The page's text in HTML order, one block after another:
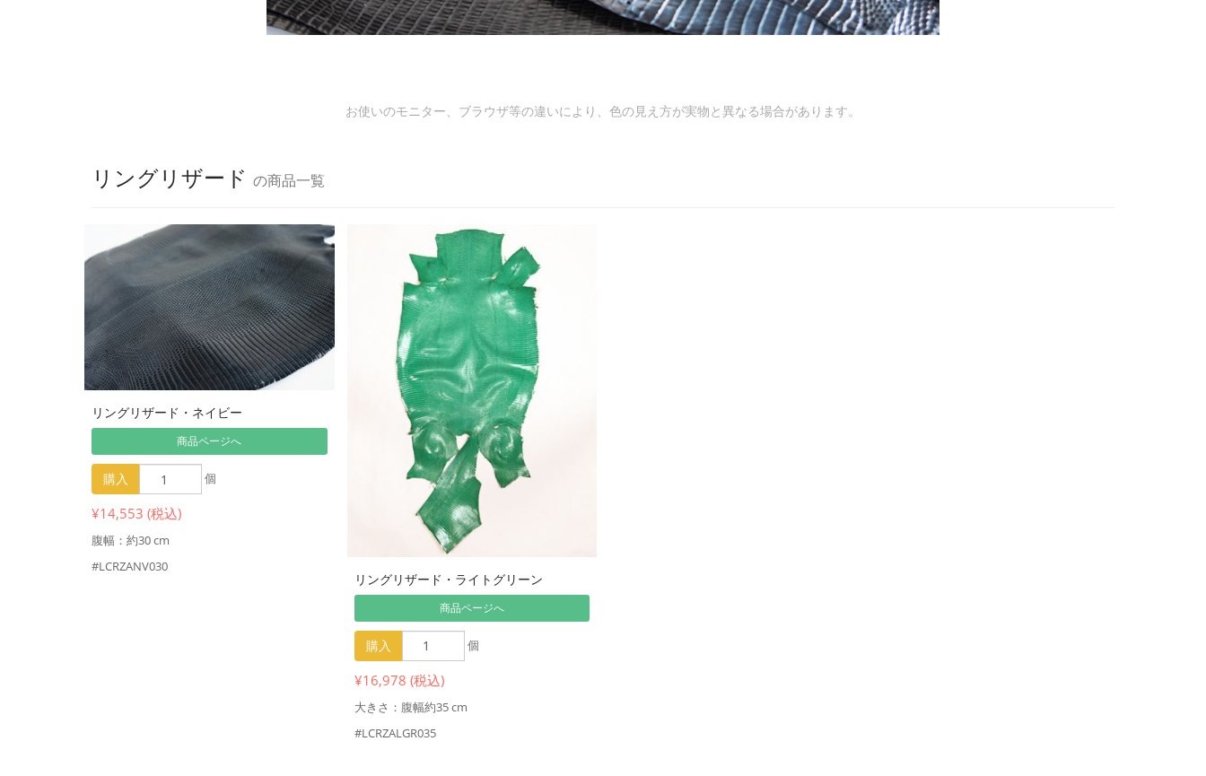
お使いのモニター、ブラウザ等の違いにより、色の見え方が実物と異なる場合があります。
リングリザード の商品一覧
リングリザード・ネイビー
商品ページへ
購入 個
¥14,553 (税込)
腹幅：約30 cm
#LCRZANV030
リングリザード・ライトグリーン
商品ページへ
購入 個
¥16,978 (税込)
大きさ：腹幅約35 cm
#LCRZALGR035